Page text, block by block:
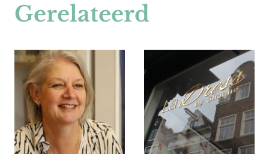
Gerelateerd